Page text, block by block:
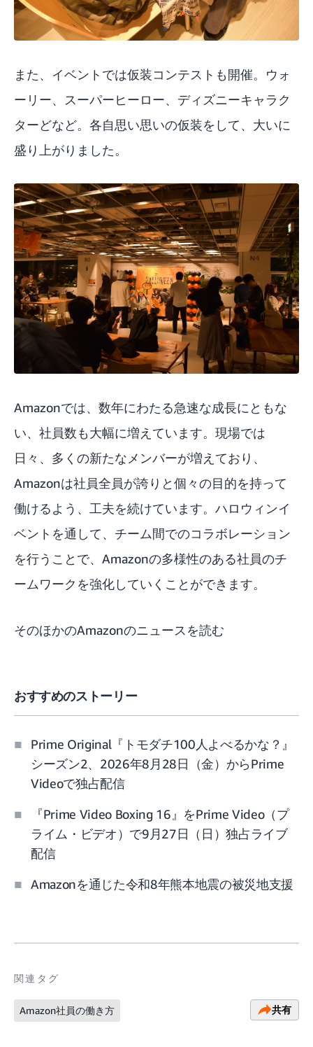
また、イベントでは仮装コンテストも開催。ウォ
ーリー、スーパーヒーロー、ディズニーキャラク
ターどなど。各自思い思いの仮装をして、大いに
盛り上がりました。
Amazonでは、数年にわたる急速な成長にともな
い、社員数も大幅に増えています。現場では
日々、多くの新たなメンバーが増えており、
Amazonは社員全員が誇りと個々の目的を持って
働けるよう、工夫を続けています。ハロウィンイ
ベントを通して、チーム間でのコラボレーション
を行うことで、Amazonの多様性のある社員のチ
ームワークを強化していくことができます。
そのほかのAmazonのニュースを読む
おすすめのストーリー
Prime Original『トモダチ100人よべるかな？』
シーズン2、2026年8月28日（金）からPrime
Videoで独占配信
『Prime Video Boxing 16』をPrime Video（プ
ライム・ビデオ）で9月27日（日）独占ライブ
配信
Amazonを通じた令和8年熊本地震の被災地支援
関連タグ
Amazon社員の働き方 共有